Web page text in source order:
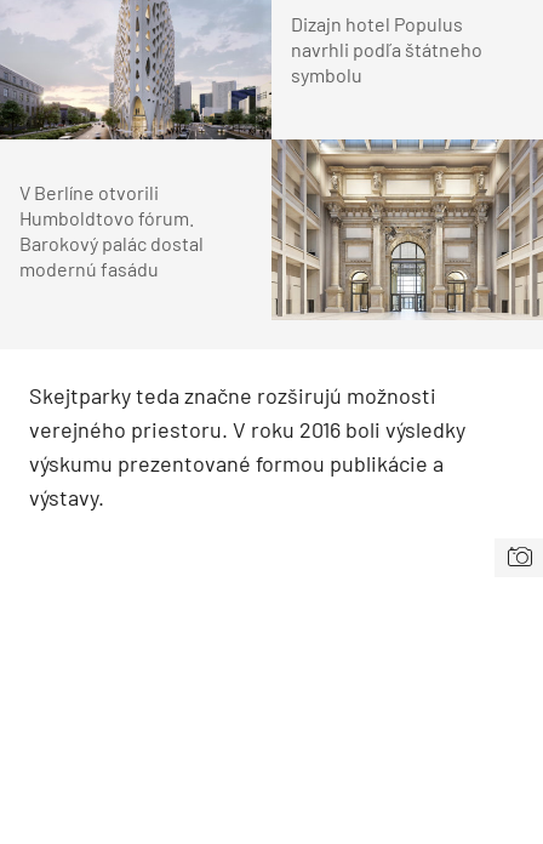
Dizajn hotel Populus
navrhli podľa štátneho
symbolu
V Berlíne otvorili
Humboldtovo fórum.
Barokový palác dostal
modernú fasádu
Skejtparky teda značne rozširujú možnosti
verejného priestoru. V roku 2016 boli výsledky
výskumu prezentované formou publikácie a
výstavy.